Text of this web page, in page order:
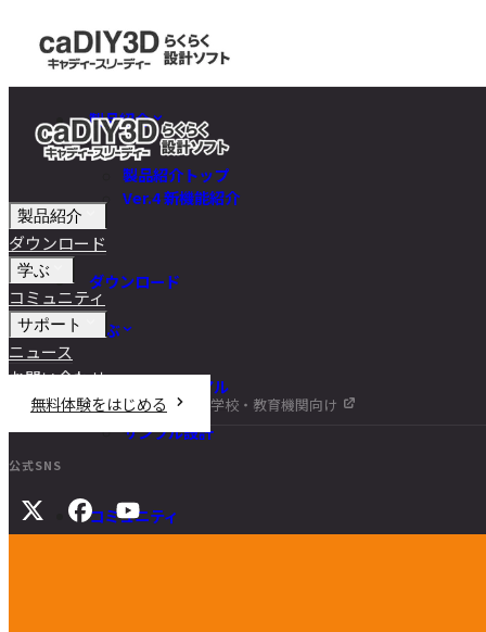
製品紹介
製品紹介トップ
Ver.4 新機能紹介
ダウンロード
学ぶ
チュートリアル
DIY講座
サンプル設計
コミュニティ
製品紹介
ダウンロード
学ぶ
コミュニティ
サポート
ニュース
お問い合わせ
無料体験をはじめる
学校・教育機関向け
公式SNS